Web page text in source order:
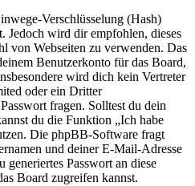
Verschlüsselung (Hash)
Jedoch wird dir empfohlen, dieses
von Webseiten zu verwenden. Das
Benutzerkonto für das Board,
wird dich kein Vertreter
oder ein Dritter
fragen. Solltest du dein
du die Funktion „Ich habe
Die phpBB-Software fragt
und deiner E-Mail-Adresse
generiertes Passwort an diese
Board zugreifen kannst.